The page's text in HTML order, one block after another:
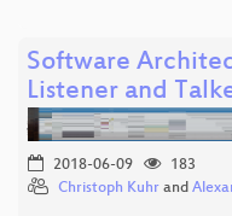
Software
Listener and
2018-06-09
183
Christoph Kuhr and